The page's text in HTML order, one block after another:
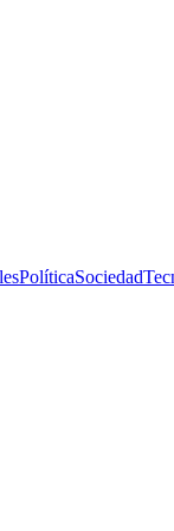
PolíticaSociedad